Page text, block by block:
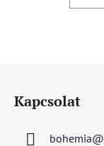
Kapcsolat
bohemia@